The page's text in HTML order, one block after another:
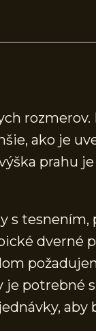
rozmerov.
ako je
prahu
s
dverné
aby